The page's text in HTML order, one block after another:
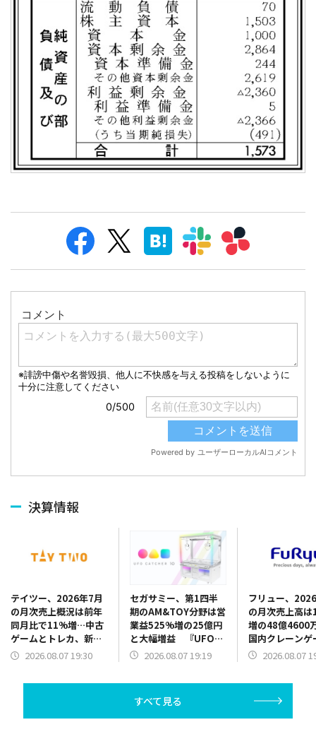
決算情報
テイツー、2026年7月
の月次売上概況は前年
同月比で11%増…中古
ゲームとトレカ、新品
トレカがけん引
2026.08.07 19:30
セガサミー、第1四半
期のAM&TOY分野は営
業益525%増の25億円
と大幅増益 『UFO
CATCHER 10』販売好
2026.08.07 19:19
フリュー、
の月次売上高
増の48億4600
国内クレーンゲ
品が販売好調、
2026.08.07
すべて見る